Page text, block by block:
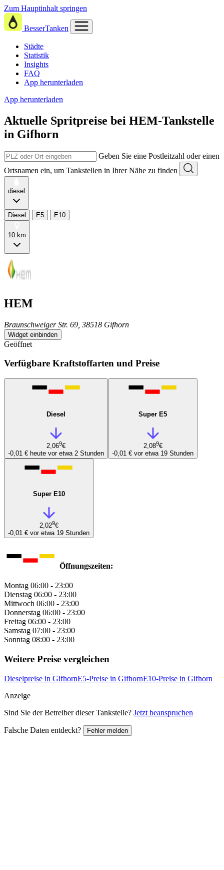
Zum Hauptinhalt springen
BesserTanken
Städte
Statistik
Insights
FAQ
App herunterladen
App herunterladen
Aktuelle Spritpreise bei HEM-Tankstelle
in Gifhorn
Geben Sie eine Postleitzahl oder einen
Ortsnamen ein, um Tankstellen in Ihrer Nähe zu finden
diesel
Diesel E5 E10
10 km
HEM
Braunschweiger Str. 69, 38518 Gifhorn
Widget einbinden
Geöffnet
Verfügbare Kraftstoffarten und Preise
Diesel
2,069€
-0,01 € heute vor etwa 2 Stunden
Super E5
2,089€
-0,01 € vor etwa 19 Stunden
Super E10
2,029€
-0,01 € vor etwa 19 Stunden
Öffnungszeiten:
Montag 06:00 - 23:00
Dienstag 06:00 - 23:00
Mittwoch 06:00 - 23:00
Donnerstag 06:00 - 23:00
Freitag 06:00 - 23:00
Samstag 07:00 - 23:00
Sonntag 08:00 - 23:00
Weitere Preise vergleichen
Dieselpreise in GifhornE5-Preise in GifhornE10-Preise in Gifhorn
Anzeige
Sind Sie der Betreiber dieser Tankstelle? Jetzt beanspruchen
Falsche Daten entdeckt? Fehler melden